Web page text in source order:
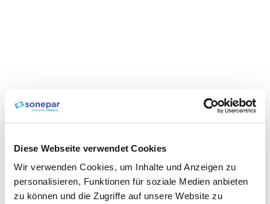
Diese Webseite verwendet Cookies
Wir verwenden Cookies, um Inhalte und Anzeigen zu
personalisieren, Funktionen für soziale Medien anbieten
zu können und die Zugriffe auf unsere Website zu